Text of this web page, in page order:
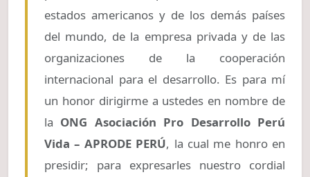
estados americanos y de los demás países
del mundo, de la empresa privada y de las
organizaciones de la cooperación
internacional para el desarrollo. Es para mí
un honor dirigirme a ustedes en nombre de
la ONG Asociación Pro Desarrollo Perú
Vida – APRODE PERÚ, la cual me honro en
presidir; para expresarles nuestro cordial